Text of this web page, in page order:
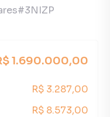
1.690.000,00
R$ 3.287,00
R$ 8.573,00